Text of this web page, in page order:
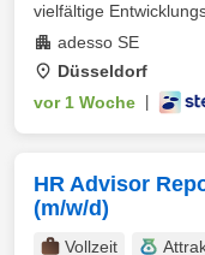
vielfältige
adesso SE
Düsseldorf
vor 1 Woche
HR Advisor
(m/w/d)
Vollzeit